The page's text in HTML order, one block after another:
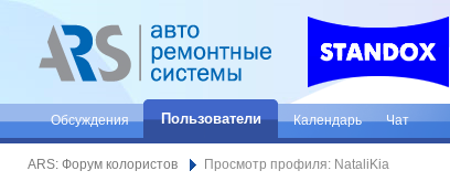
Обсуждения Пользователи Календарь Чат
ARS: Форум колористов Просмотр профиля: NataliKia